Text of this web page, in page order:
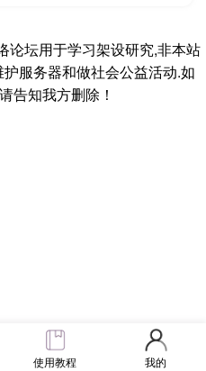
论坛用于学习架设研究,非本站
服务器和做社会公益活动.如
告知我方删除！
使用教程 我的